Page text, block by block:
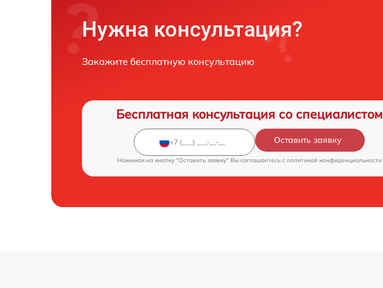
Нужна консультация?
Закажите бесплатную консультацию
Бесплатная консультация со специалистом
Оставить заявку
Нажимая на кнопку "Оставить заявку" Вы соглашаетесь c политикой конфиденциальности